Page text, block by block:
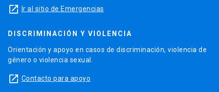
launch Ir al sitio de Emergencias
DISCRIMINACIÓN Y VIOLENCIA
Orientación y apoyo en casos de discriminación, violencia de
género o violencia sexual.
launch Contacto para apoyo